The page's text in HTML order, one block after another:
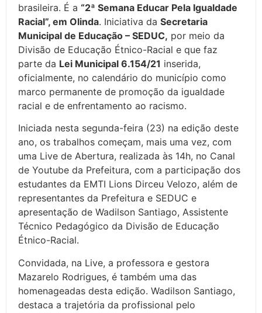
brasileira. É a “2ª Semana Educar Pela Igualdade
Racial”, em Olinda. Iniciativa da Secretaria
Municipal de Educação – SEDUC, por meio da
Divisão de Educação Étnico-Racial e que faz
parte da Lei Municipal 6.154/21 inserida,
oficialmente, no calendário do município como
marco permanente de promoção da igualdade
racial e de enfrentamento ao racismo.
Iniciada nesta segunda-feira (23) na edição deste
ano, os trabalhos começam, mais uma vez, com
uma Live de Abertura, realizada às 14h, no Canal
de Youtube da Prefeitura, com a participação dos
estudantes da EMTI Lions Dirceu Velozo, além de
representantes da Prefeitura e SEDUC e
apresentação de Wadilson Santiago, Assistente
Técnico Pedagógico da Divisão de Educação
Étnico-Racial.
Convidada, na Live, a professora e gestora
Mazarelo Rodrigues, é também uma das
homenageadas desta edição. Wadilson Santiago,
destaca a trajetória da profissional pelo